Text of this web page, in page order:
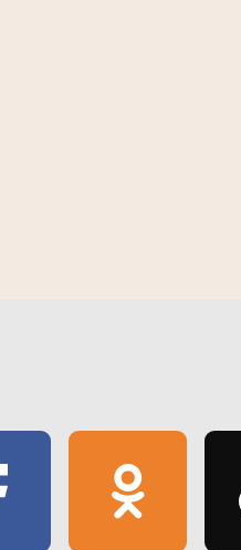
торжественный
Дню строителя